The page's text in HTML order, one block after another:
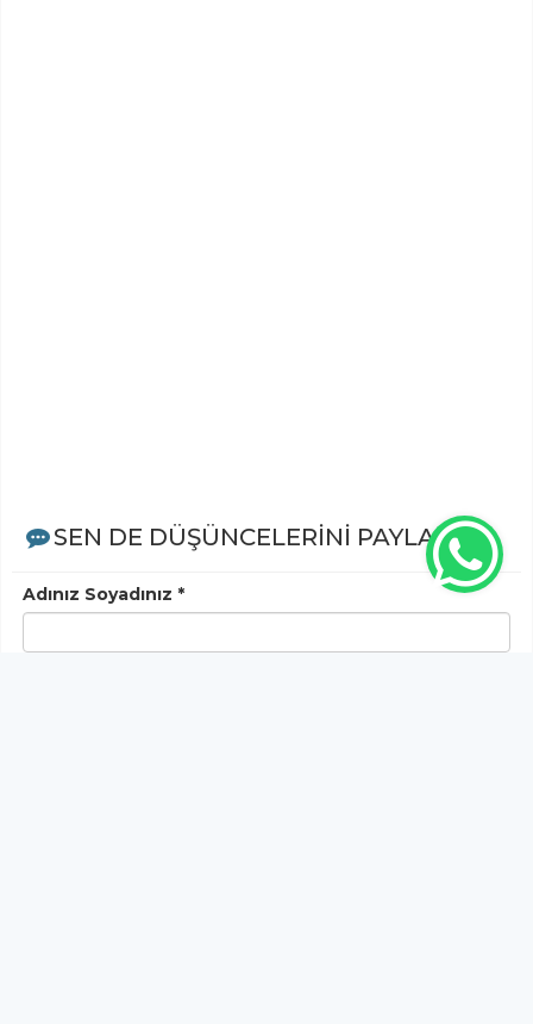
SEN DE DÜŞÜNCELERİNİ PAYLAŞ!
Adınız Soyadınız *